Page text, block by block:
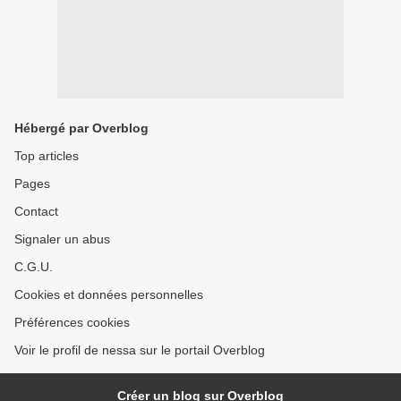
Hébergé par Overblog
Top articles
Pages
Contact
Signaler un abus
C.G.U.
Cookies et données personnelles
Préférences cookies
Voir le profil de nessa sur le portail Overblog
Créer un blog sur Overblog